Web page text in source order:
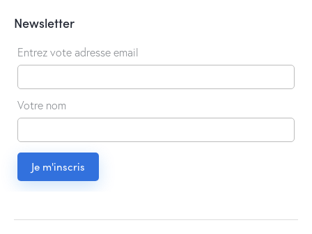
Newsletter
Entrez vote adresse email
Votre nom